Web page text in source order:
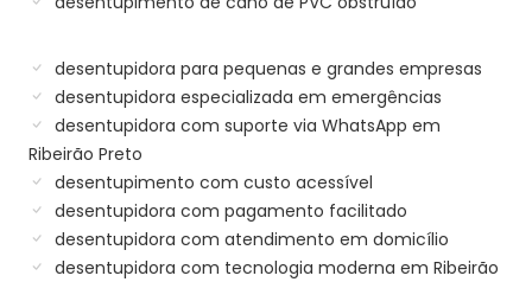
desentupidora para pequenas e grandes empresas
desentupidora especializada em emergências
desentupidora com suporte via WhatsApp em
Ribeirão Preto
desentupimento com custo acessível
desentupidora com pagamento facilitado
desentupidora com atendimento em domicílio
desentupidora com tecnologia moderna em Ribeirão